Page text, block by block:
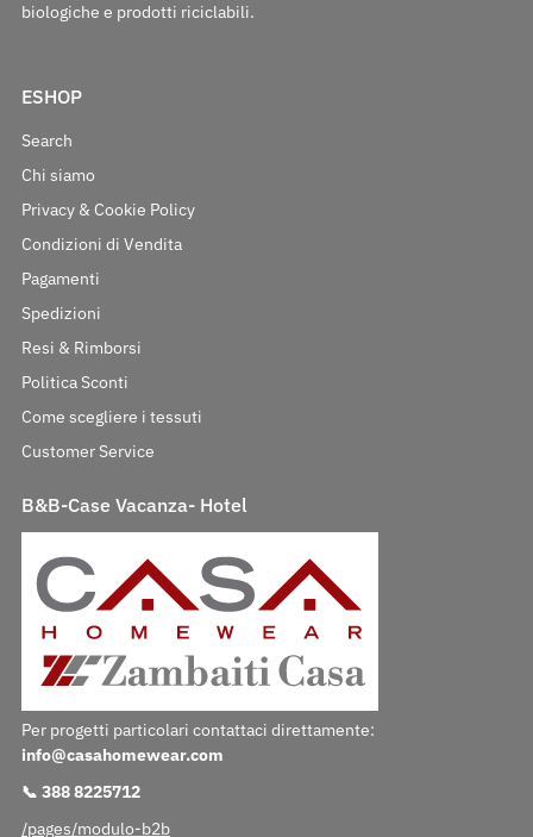
biologiche e prodotti riciclabili.
ESHOP
Search
Chi siamo
Privacy & Cookie Policy
Condizioni di Vendita
Pagamenti
Spedizioni
Resi & Rimborsi
Politica Sconti
Come scegliere i tessuti
Customer Service
B&B-Case Vacanza- Hotel
Per progetti particolari contattaci direttamente:
info@casahomewear.com
📞 388 8225712
/pages/modulo-b2b